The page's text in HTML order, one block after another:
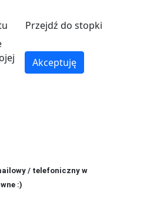
Przejdź do stopki
Akceptuję
/ telefoniczny w
:)